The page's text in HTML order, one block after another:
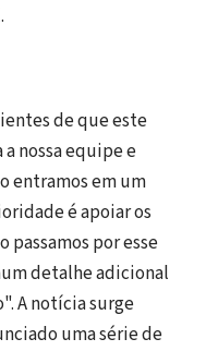
de que este
nossa equipe e
entramos em um
é apoiar os
por esse
detalhe adicional
A notícia surge
uma série de